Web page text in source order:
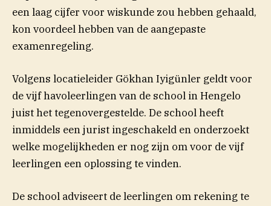
een laag cijfer voor wiskunde zou hebben gehaald,
kon voordeel hebben van de aangepaste
examenregeling.
Volgens locatieleider Gökhan Iyigünler geldt voor
de vijf havoleerlingen van de school in Hengelo
juist het tegenovergestelde. De school heeft
inmiddels een jurist ingeschakeld en onderzoekt
welke mogelijkheden er nog zijn om voor de vijf
leerlingen een oplossing te vinden.
De school adviseert de leerlingen om rekening te